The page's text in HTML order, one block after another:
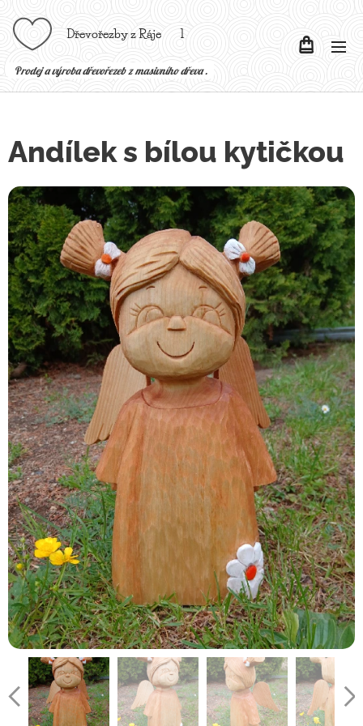
Dřevořezby z Ráje l
Prodej a výroba dřevořezeb z masivního dřeva .
Andílek s bílou kytičkou